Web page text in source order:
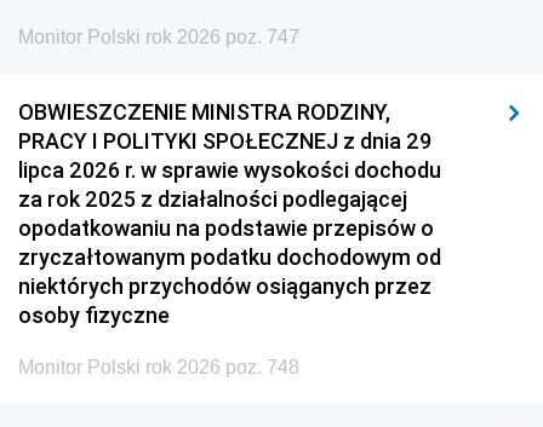
Monitor Polski rok 2026 poz. 747
OBWIESZCZENIE MINISTRA RODZINY,
PRACY I POLITYKI SPOŁECZNEJ z dnia 29
lipca 2026 r. w sprawie wysokości dochodu
za rok 2025 z działalności podlegającej
opodatkowaniu na podstawie przepisów o
zryczałtowanym podatku dochodowym od
niektórych przychodów osiąganych przez
osoby fizyczne
Monitor Polski rok 2026 poz. 748